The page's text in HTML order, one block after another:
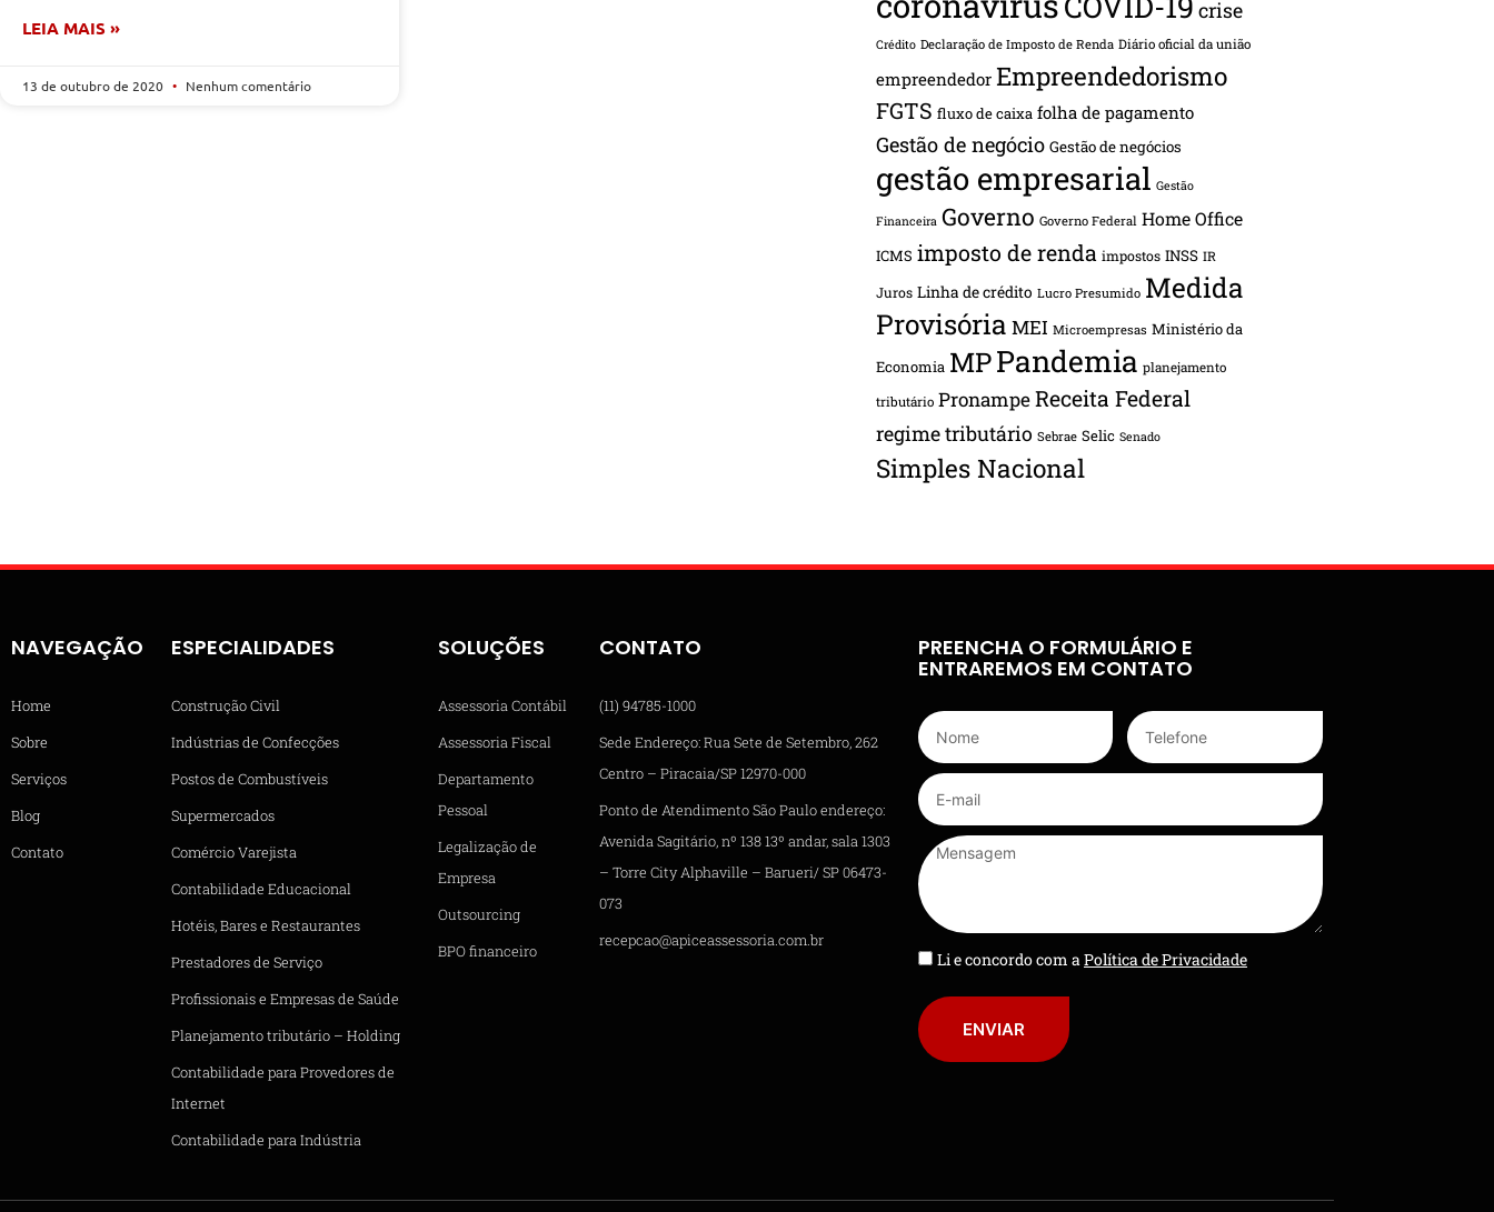
LEIA MAIS »
13 de outubro de 2020 Nenhum comentário
crise
Crédito Declaração de Imposto de Renda Diário oficial da união
empreendedor Empreendedorismo
FGTS fluxo de caixa folha de pagamento
Gestão de negócio Gestão de negócios
gestão empresarial Gestão
Financeira Governo Governo Federal Home Office
ICMS imposto de renda impostos INSS IR
Juros Linha de crédito Lucro Presumido Medida
Provisória MEI Microempresas Ministério da
Economia MPPandemia planejamento
tributário PronampeReceita Federal
regime tributário Sebrae Selic Senado
Simples Nacional
NAVEGAÇÃO
Home
Sobre
Serviços
Blog
Contato
ESPECIALIDADES
Construção Civil
Indústrias de Confecções
Postos de Combustíveis
Supermercados
Comércio Varejista
Contabilidade Educacional
Hotéis, Bares e Restaurantes
Prestadores de Serviço
Profissionais e Empresas de Saúde
Planejamento tributário – Holding
Contabilidade para Provedores de
Internet
Contabilidade para Indústria
SOLUÇÕES
Assessoria Contábil
Assessoria Fiscal
Departamento
Pessoal
Legalização de
Empresa
Outsourcing
BPO financeiro
CONTATO
(11) 94785-1000
Sede Endereço: Rua Sete de Setembro, 262
Centro – Piracaia/SP 12970-000
Ponto de Atendimento São Paulo endereço:
Avenida Sagitário, nº 138 13º andar, sala 1303
– Torre City Alphaville – Barueri/ SP 06473-
073
recepcao@apiceassessoria.com.br
PREENCHA O FORMULÁRIO E
ENTRAREMOS EM CONTATO
Li e concordo com aPolítica de Privacidade
ENVIAR